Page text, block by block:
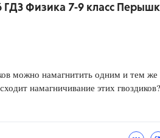
Школа
Разумовская М.М.,Габриелян
ГДЗ Физика 7-9 класс
можно намагнитить одним и тем же
намагничивание этих гвоздиков?